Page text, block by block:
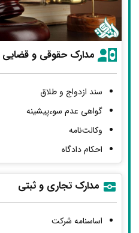
مدارک حقوقی و قضایی
سند ازدواج و طلاق
گواهی عدم سوءپیشینه
وکالت‌نامه
احکام دادگاه
مدارک تجاری و ثبتی
اساسنامه شرکت